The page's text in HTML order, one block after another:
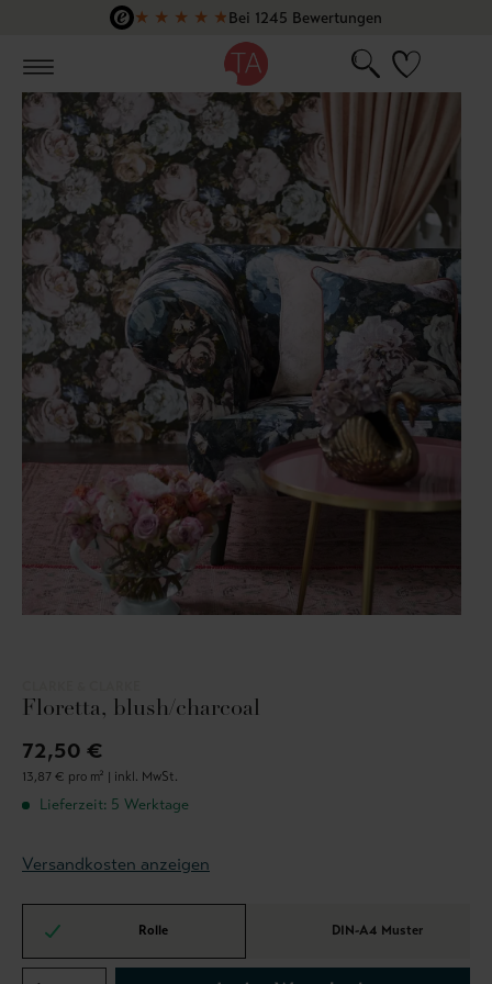
Zum Hauptinhalt springen
★ ★ ★ ★ ★Bei 1245 Bewertungen
Floretta, blush/charcoal
72,50 €
13,87 € pro m² | inkl. MwSt.
Lieferzeit: 5 Werktage
Versandkosten anzeigen
Rolle DIN-A4 Muster